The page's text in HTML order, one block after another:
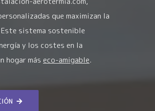
que maximizan la
Este sistema sostenible
y los costes en la
hogar más eco-amigable.